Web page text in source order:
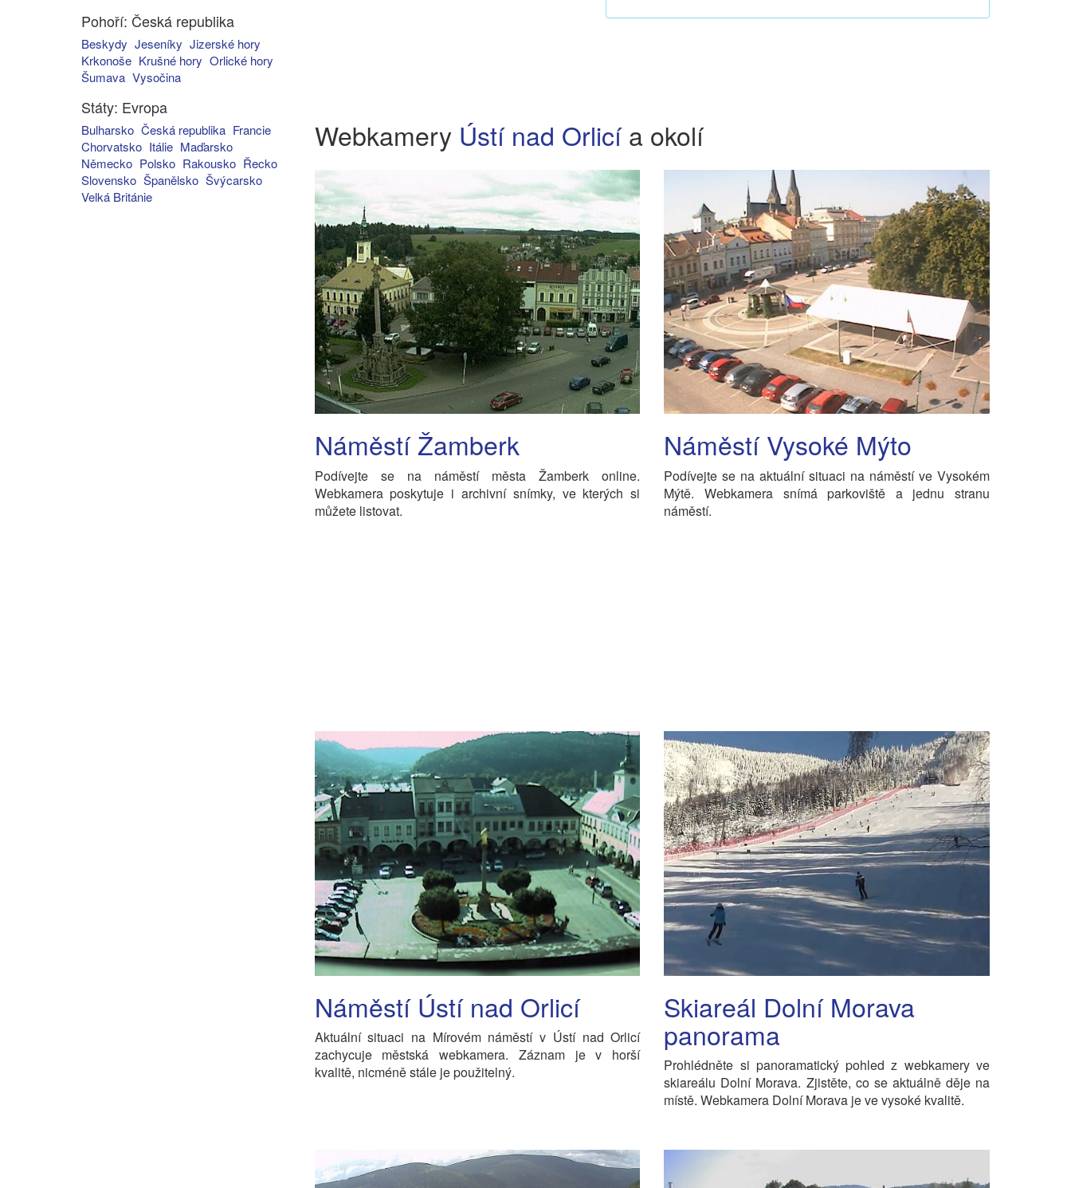
Pohoří: Česká republika
Beskydy Jeseníky Jizerské hory
Krkonoše Krušné hory Orlické hory
Šumava Vysočina
Státy: Evropa
Bulharsko Česká republika Francie
Chorvatsko Itálie Maďarsko
Německo Polsko Rakousko Řecko
Slovensko Španělsko Švýcarsko
Velká Británie
Webkamery Ústí nad Orlicía okolí
Náměstí Žamberk
Podívejte se na náměstí města Žamberk online.
Webkamera poskytuje i archivní snímky, ve kterých si
můžete listovat.
Náměstí Vysoké Mýto
Podívejte se na aktuální situaci na náměstí ve Vysokém
Mýtě. Webkamera snímá parkoviště a jednu stranu
náměstí.
Náměstí Ústí nad Orlicí
Aktuální situaci na Mírovém náměstí v Ústí nad Orlicí
zachycuje městská webkamera. Záznam je v horší
kvalitě, nicméně stále je použitelný.
Skiareál Dolní Morava
panorama
Prohlédněte si panoramatický pohled z webkamery ve
skiareálu Dolní Morava. Zjistěte, co se aktuálně děje na
místě. Webkamera Dolní Morava je ve vysoké kvalitě.